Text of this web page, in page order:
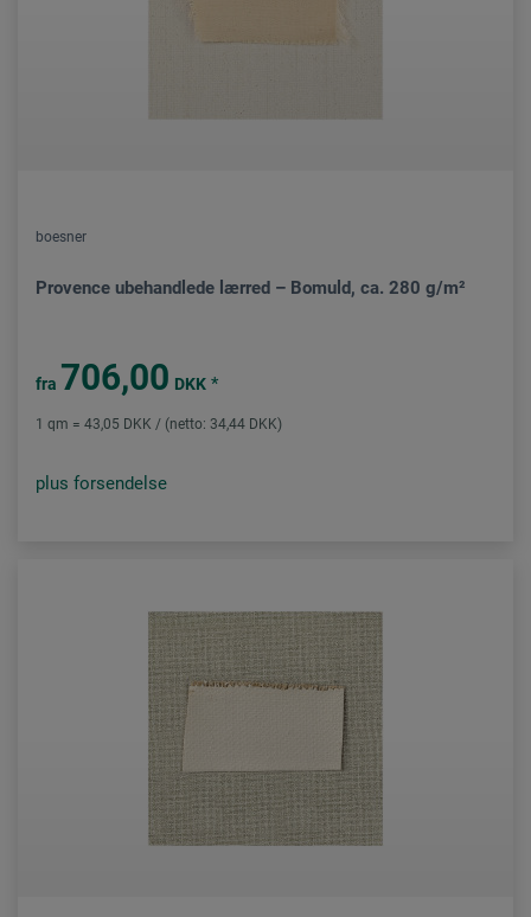
boesner
Provence ubehandlede lærred – Bomuld, ca. 280 g/m²
fra 706,00 DKK *
1 qm = 43,05 DKK / (netto: 34,44 DKK)
plus forsendelse